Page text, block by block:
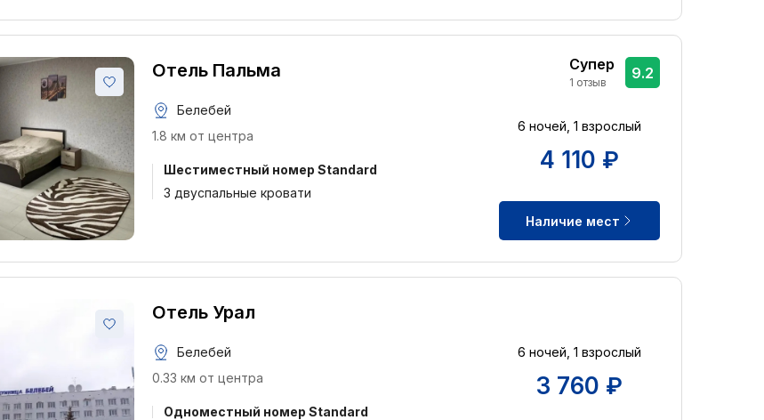
Отель Пальма
Белебей
1.8 км от центра
Шестиместный номер Standard
3 двуспальные кровати
Супер
1 отзыв
9.2
6 ночей, 1 взрослый
4 110 ₽
Наличие мест
Отель Урал
Белебей
0.33 км от центра
Одноместный номер Standard
6 ночей, 1 взрослый
3 760 ₽